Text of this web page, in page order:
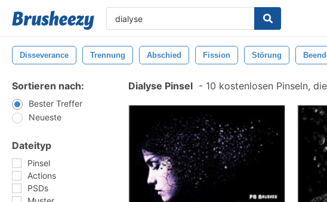
Disseverance Trennung Abschied Fission Störung
Sortieren nach:
Bester Treffer
Neueste
Dateityp
Pinsel
Actions
PSDs
Dialyse Pinsel - 10 kostenlosen Pinseln,